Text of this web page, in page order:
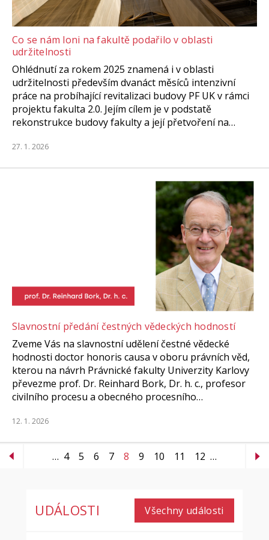
Co se nám loni na fakultě podařilo v oblasti
udržitelnosti
Ohlédnutí za rokem 2025 znamená i v oblasti
udržitelnosti především dvanáct měsíců intenzivní
práce na probíhající revitalizaci budovy PF UK v rámci
projektu fakulta 2.0. Jejím cílem je v podstatě
rekonstrukce budovy fakulty a její přetvoření na…
27. 1. 2026
Slavnostní předání čestných vědeckých hodností
Zveme Vás na slavnostní udělení čestné vědecké
hodnosti doctor honoris causa v oboru právních věd,
kterou na návrh Právnické fakulty Univerzity Karlovy
převezme prof. Dr. Reinhard Bork, Dr. h. c., profesor
civilního procesu a obecného procesního…
12. 1. 2026
… 4 5 6 7 8 9 10 11 12 …
UDÁLOSTI Všechny události